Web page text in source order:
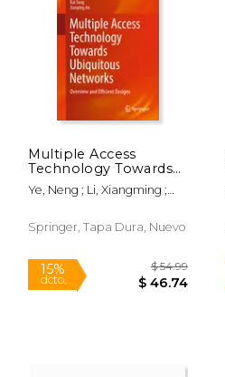
Multiple Access
Technology Towards
Ubiquitous Networks:
Overview and Efficient
Ye, Neng ; Li, Xiangming ;
Springer, Tapa Dura, Nuevo